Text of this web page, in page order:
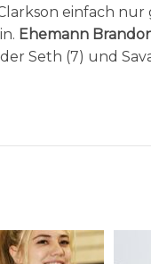
einfach
Ehemann
Seth (7) und